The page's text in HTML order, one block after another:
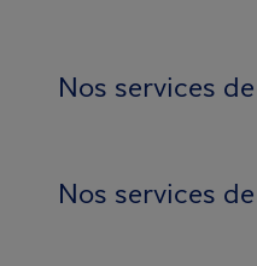
Nos services
Nos services